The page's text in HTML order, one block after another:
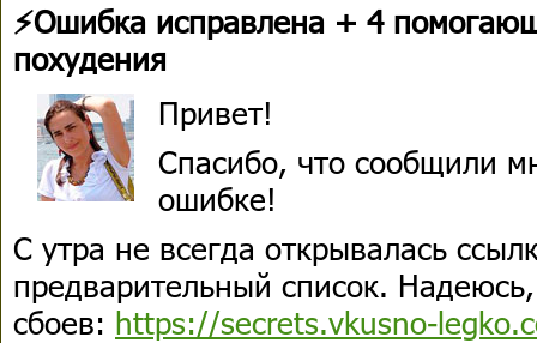
⚡️Ошибка исправлена + 4
похудения
Привет!
Спасибо, что сообщили
ошибке!
С утра не всегда открывалась
предварительный список.
сбоев: https://secrets.vkusno-